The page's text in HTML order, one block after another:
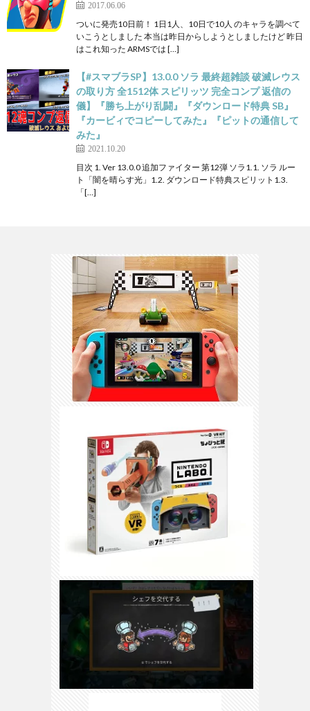
2017.06.06
ついに発売10日前！ 1日1人、10日で10人 のキャラを調べて
いこうとしました 本当は昨日からしようとしましたけど 昨日
はこれ知った ARMSでは […]
【#スマブラSP】13.0.0 ソラ 最終超雑談 破滅レウス
の取り方 全1512体 スピリッツ 完全コンプ 返信の
儀】『勝ち上がり乱闘』『ダウンロード特典 SB』
『カービィでコピーしてみた』『ピットの通信して
みた』
2021.10.20
目次 1. Ver 13.0.0 追加ファイター 第12弾 ソラ1.1. ソラ ルー
ト「闇を晴らす光」1.2. ダウンロード特典スピリット1.3.
「[…]